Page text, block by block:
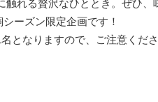
触れる贅沢なひととき。ぜひ、
ーズン限定企画です！
となりますので、ご注意くださ